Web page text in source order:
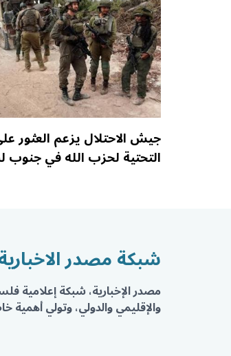
جيش الاحتلال يزعم العثور
التحتية لحزب الله في جنوب
شبكة مصدر
مصدر الإخبارية، شبكة إعلامية
والإقليمي والدولي، وتولي أهمية